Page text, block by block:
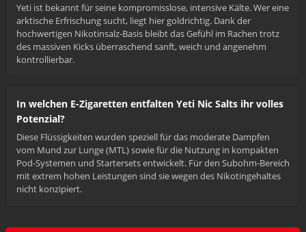
Yeti ist bekannt für seine kompromisslose, intensive Kälte. Wer eine
arktische Erfrischung sucht, liegt hier goldrichtig. Dank der
hochwertigen Nikotinsalz-Basis bleibt das Gefühl im Rachen trotz
des massiven Kicks überraschend sanft, weich und angenehm
kontrollierbar.
In welchen E-Zigaretten entfalten Yeti Nic Salts ihr volles
Potenzial?
Diese Flüssigkeiten wurden speziell für das moderate Dampfen
vom Mund zur Lunge (MTL) sowie für die Nutzung in kompakten
Pod-Systemen und Startersets entwickelt. Für den Subohm-Bereich
mit extrem hohen Leistungen sind sie wegen des Nikotingehaltes
nicht konzipiert.